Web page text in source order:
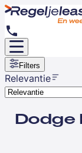
Filters
Relevantie
Dodge